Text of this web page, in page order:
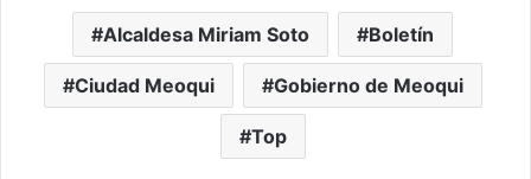
Alcaldesa Miriam Soto Boletín
Ciudad Meoqui Gobierno de Meoqui
Top